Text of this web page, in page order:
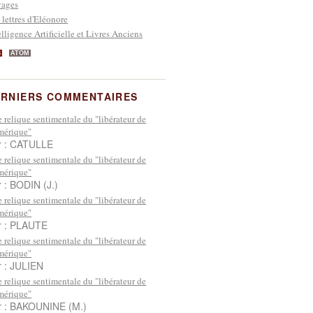
lettres d'Eléonore
Artificielle et Livres Anciens
ATOM
COMMENTAIRES
relique sentimentale du "libérateur de
: CATULLE
relique sentimentale du "libérateur de
: BODIN (J.)
relique sentimentale du "libérateur de
: PLAUTE
relique sentimentale du "libérateur de
: JULIEN
relique sentimentale du "libérateur de
: BAKOUNINE (M.)